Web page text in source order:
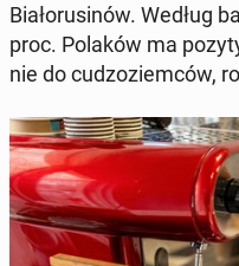
Bi­ałorus­inów. Według
proc. Polaków ma
nie do cud­zoziem­ców,